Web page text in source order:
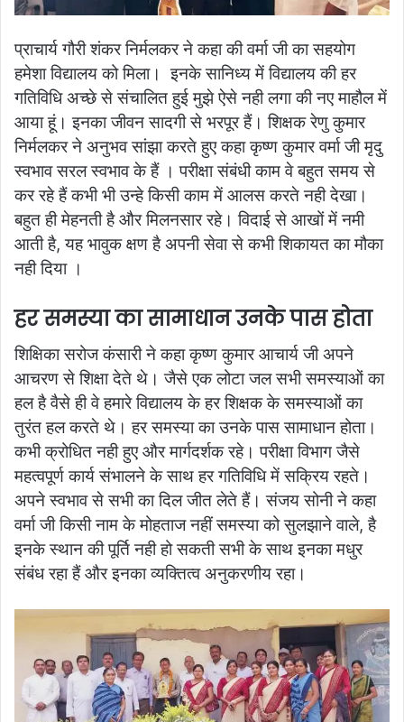
प्राचार्य गौरी शंकर निर्मलकर ने कहा की वर्मा जी का सहयोग
हमेशा विद्यालय को मिला। इनके सानिध्य में विद्यालय की हर
गतिविधि अच्छे से संचालित हुई मुझे ऐसे नही लगा की नए माहौल में
आया हूं। इनका जीवन सादगी से भरपूर हैं।शिक्षक रेणु कुमार
निर्मलकर ने अनुभव सांझा करते हुए कहा कृष्ण कुमार वर्मा जी मृदु
स्वभाव सरल स्वभाव के हैं । परीक्षा संबंधी काम वे बहुत समय से
कर रहे हैं कभी भी उन्हे किसी काम में आलस करते नही देखा।
बहुत ही मेहनती है और मिलनसार रहे। विदाई से आखों में नमी
आती है, यह भावुक क्षण है अपनी सेवा से कभी शिकायत का मौका
नही दिया ।
हर समस्या का सामाधान उनके पास होता
शिक्षिका सरोज कंसारी ने कहा कृष्ण कुमार आचार्य जी अपने
आचरण से शिक्षा देते थे। जैसे एक लोटा जल सभी समस्याओं का
हल है वैसे ही वे हमारे विद्यालय के हर शिक्षक के समस्याओं का
तुरंत हल करते थे। हर समस्या का उनके पास सामाधान होता।
कभी क्रोधित नही हुए और मार्गदर्शक रहे। परीक्षा विभाग जैसे
महत्वपूर्ण कार्य संभालने के साथ हर गतिविधि में सक्रिय रहते।
अपने स्वभाव से सभी का दिल जीत लेते हैं।संजय सोनी ने कहा
वर्मा जी किसी नाम के मोहताज नहीं समस्या को सुलझाने वाले, है
इनके स्थान की पूर्ति नही हो सकती सभी के साथ इनका मधुर
संबंध रहा हैं और इनका व्यक्तित्व अनुकरणीय रहा।